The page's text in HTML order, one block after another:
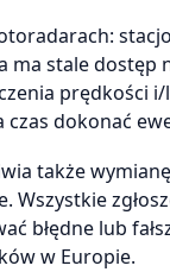
stale dostęp
prędkości
dokonać
także
Wszystkie
błędne lub
w Europie.